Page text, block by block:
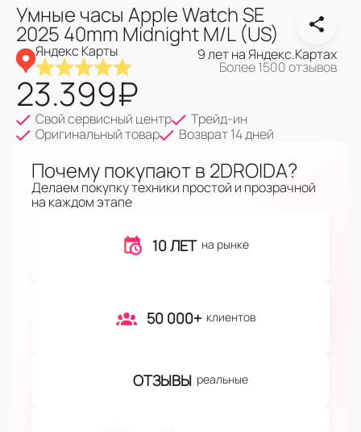
Умные часы Apple Watch SE
2025 40mm Midnight M/L (US)
Яндекс Карты 9 лет на Яндекс.Картах
Более 1500 отзывов
23.399₽
Свой сервисный центр
Трейд-ин
Оригинальный товар
Возврат 14 дней
Почему покупают в 2DROIDA?
Делаем покупку техники простой и прозрачной
на каждом этапе
10 ЛЕТ на рынке
50 000+ клиентов
ОТЗЫВЫ реальные